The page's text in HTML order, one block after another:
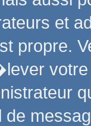
et
propre.
de